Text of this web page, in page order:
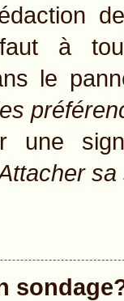
à
le
une
sa